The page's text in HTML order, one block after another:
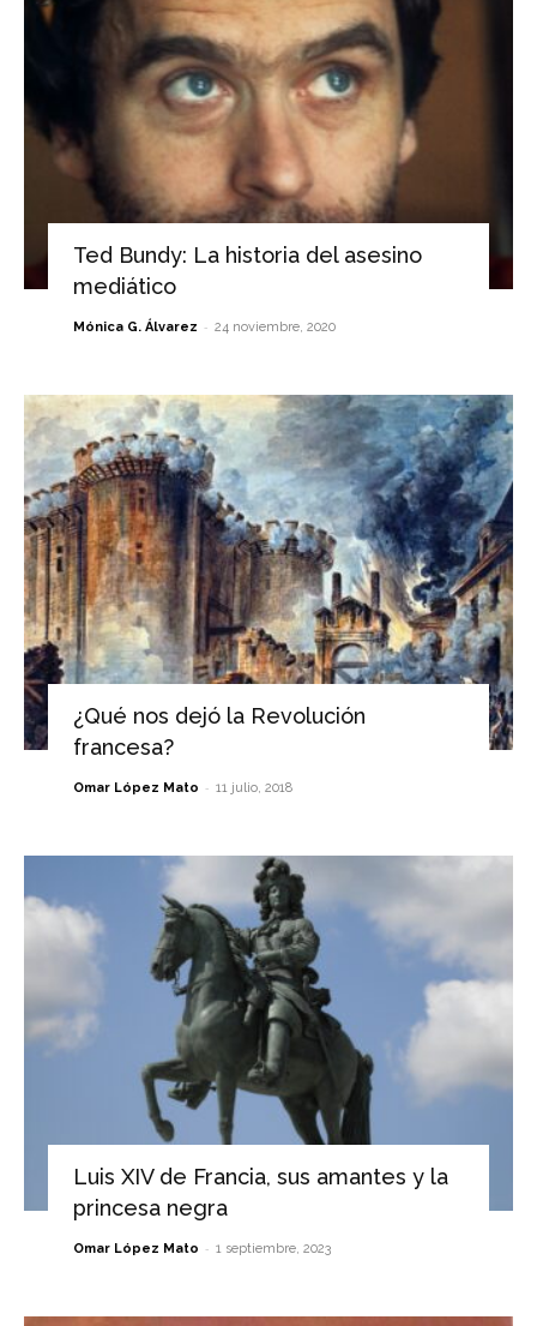
Ted Bundy: La historia del asesino
mediático
Mónica G. Álvarez - 24 noviembre, 2020
¿Qué nos dejó la Revolución
francesa?
Omar López Mato - 11 julio, 2018
Luis XIV de Francia, sus amantes y la
princesa negra
Omar López Mato - 1 septiembre, 2023